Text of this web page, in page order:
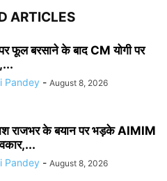
ARTICLES
फूल बरसाने के बाद CM योगी पर
Pandey - August 8, 2026
राजभर के बयान पर भड़के AIMIM
Pandey - August 8, 2026